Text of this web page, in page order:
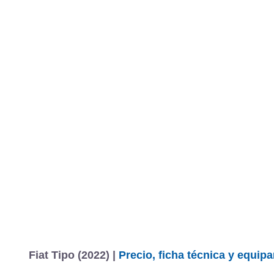
Fiat Tipo (2022) | Precio, ficha técnica y